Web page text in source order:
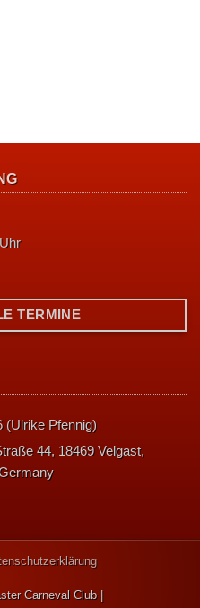
(Ulrike Pfennig)
44, 18469 Velgast,
TERMINE
Carneval Club |